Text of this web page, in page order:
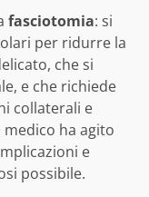
fasciotomia: si
per ridurre la
che si
e che richiede
collaterali e
ha agito
e
possibile.